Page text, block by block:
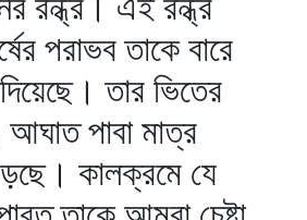
পরাভব তাকে বারে
তার ভিতের
পাবা মাত্র
কালক্রমে যে